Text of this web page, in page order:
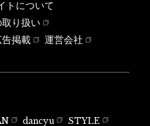
トについて
り扱い
告掲載
運営会社
dancyu
STYLE